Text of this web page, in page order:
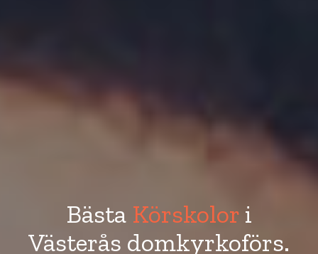
Bästa Körskolor i
Västerås domkyrkoförs.